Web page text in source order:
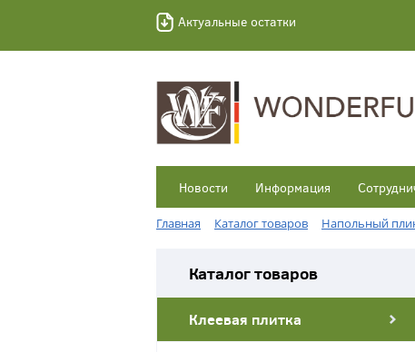
Актуальные остатки
Новости Информация
Главная Каталог товаров Напольный
Каталог товаров
Клеевая плитка